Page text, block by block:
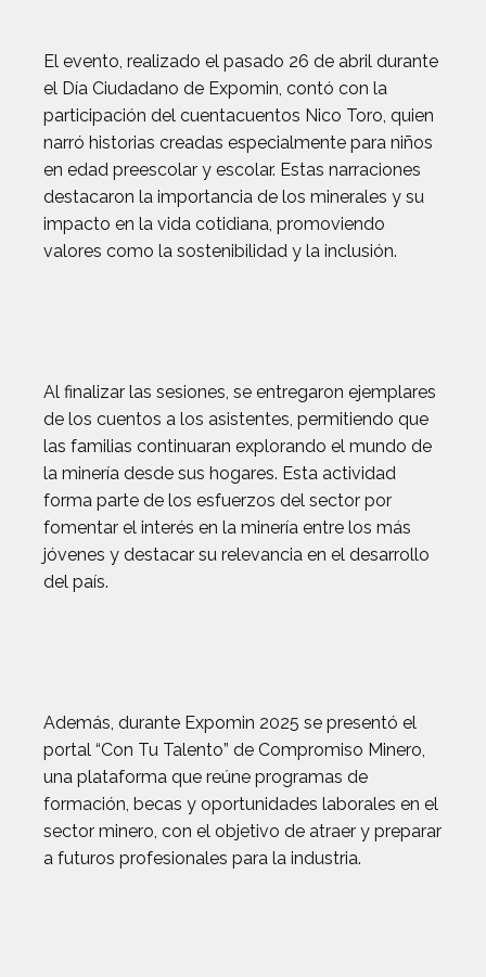
El evento, realizado el pasado 26 de abril durante
el Día Ciudadano de Expomin, contó con la
participación del cuentacuentos Nico Toro, quien
narró historias creadas especialmente para niños
en edad preescolar y escolar. Estas narraciones
destacaron la importancia de los minerales y su
impacto en la vida cotidiana, promoviendo
valores como la sostenibilidad y la inclusión.
Al finalizar las sesiones, se entregaron ejemplares
de los cuentos a los asistentes, permitiendo que
las familias continuaran explorando el mundo de
la minería desde sus hogares. Esta actividad
forma parte de los esfuerzos del sector por
fomentar el interés en la minería entre los más
jóvenes y destacar su relevancia en el desarrollo
del país.
Además, durante Expomin 2025 se presentó el
portal “Con Tu Talento” de Compromiso Minero,
una plataforma que reúne programas de
formación, becas y oportunidades laborales en el
sector minero, con el objetivo de atraer y preparar
a futuros profesionales para la industria.